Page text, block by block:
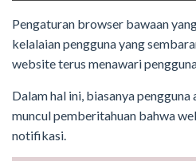
Pengaturan browser bawaan
kelalaian pengguna yang
website terus menawari
Dalam hal ini, biasanya
muncul pemberitahuan bahwa
notifikasi.